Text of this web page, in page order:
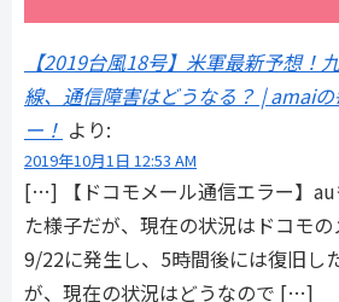
【2019台風18号】米軍最新予想！
線、通信障害はどうなる？ | amai
ー！ より:
2019年10月1日 12:53 AM
[…] 【ドコモメール通信エラー】au
た様子だが、現在の状況はドコモ
9/22に発生し、5時間後には復旧し
が、現在の状況はどうなので […]